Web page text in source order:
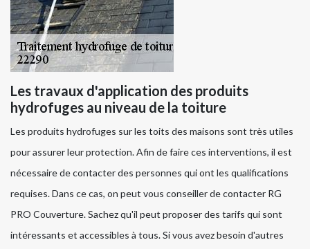
Les travaux d'application des produits
hydrofuges au niveau de la toiture
Les produits hydrofuges sur les toits des maisons sont très utiles
pour assurer leur protection. Afin de faire ces interventions, il est
nécessaire de contacter des personnes qui ont les qualifications
requises. Dans ce cas, on peut vous conseiller de contacter RG
PRO Couverture. Sachez qu'il peut proposer des tarifs qui sont
intéressants et accessibles à tous. Si vous avez besoin d'autres